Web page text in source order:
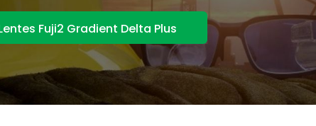
Fuji2 Gradient Delta Plus